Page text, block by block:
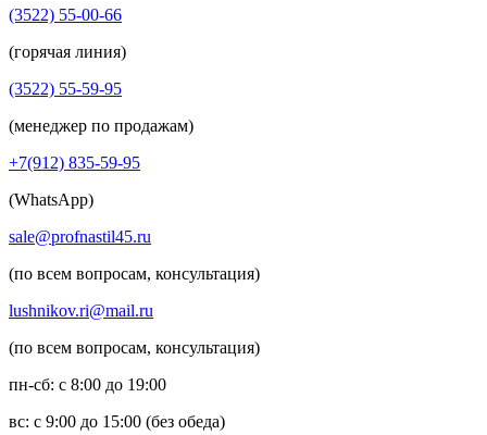
(3522) 55-00-66
(горячая линия)
(3522) 55-59-95
(менеджер по продажам)
+7(912) 835-59-95
(WhatsApp)
sale@profnastil45.ru
(по всем вопросам, консультация)
lushnikov.ri@mail.ru
(по всем вопросам, консультация)
пн-сб: с 8:00 до 19:00
вс: с 9:00 до 15:00 (без обеда)